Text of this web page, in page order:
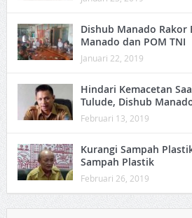
Dishub Manado Rakor
Manado dan POM TNI
Januari 22, 2019
Hindari Kemacetan
Tulude, Dishub
Februari 13, 2019
Kurangi Sampah
Sampah Plastik
Februari 26, 2019